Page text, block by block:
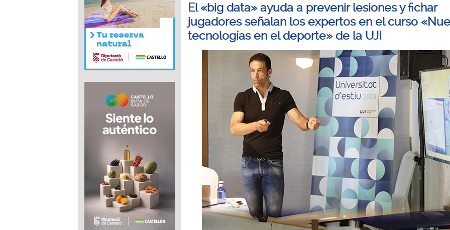
El «big data» ayuda a prevenir lesiones y fichar
jugadores señalan los expertos en el curso
tecnologías en el deporte» de la UJI